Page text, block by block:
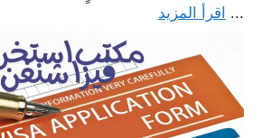
... اقرأ المزيد